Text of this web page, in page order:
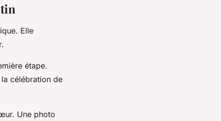
Elle
étape.
célébration de
Une photo